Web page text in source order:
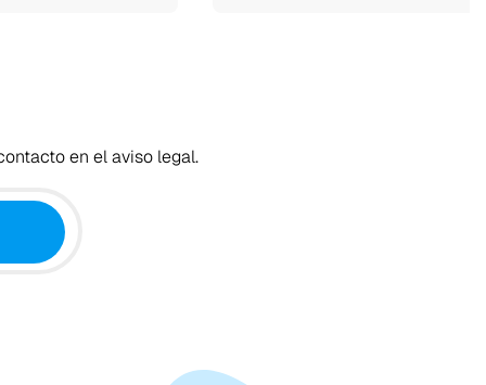
en el aviso legal.